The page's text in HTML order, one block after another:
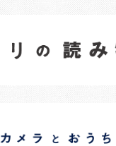
新中です。
新中です。